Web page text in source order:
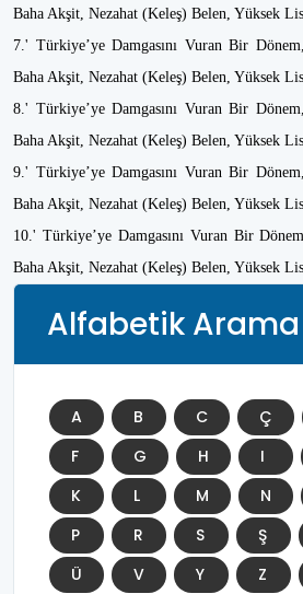
Baha Akşit, Nezahat (Keleş) Belen, Yüksek
7.' Türkiye’ye Damgasını Vuran Bir
Baha Akşit, Nezahat (Keleş) Belen, Yüksek
8.' Türkiye’ye Damgasını Vuran Bir
Baha Akşit, Nezahat (Keleş) Belen, Yüksek
9.' Türkiye’ye Damgasını Vuran Bir
Baha Akşit, Nezahat (Keleş) Belen, Yüksek
10.' Türkiye’ye Damgasını Vuran Bir
Baha Akşit, Nezahat (Keleş) Belen, Yüksek
Alfabetik Arama
A B C Ç
F
G H I
K
L M N
P
R S Ş
Ü
V Y Z